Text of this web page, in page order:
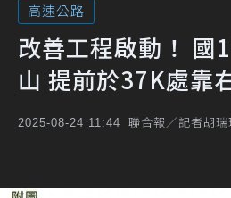
高速公路
改善工程啟動！ 國
山 提前於37K處靠
2025-08-24 11:44 聯合報／記者胡